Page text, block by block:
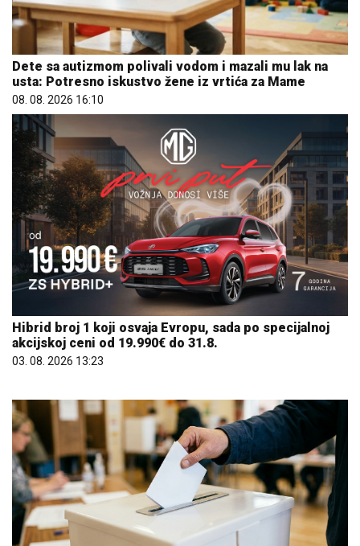
Dete sa autizmom polivali vodom i mazali mu lak na
usta: Potresno iskustvo žene iz vrtića za Mame
08. 08. 2026 16:10
Hibrid broj 1 koji osvaja Evropu, sada po specijalnoj
akcijskoj ceni od 19.990€ do 31.8.
03. 08. 2026 13:23